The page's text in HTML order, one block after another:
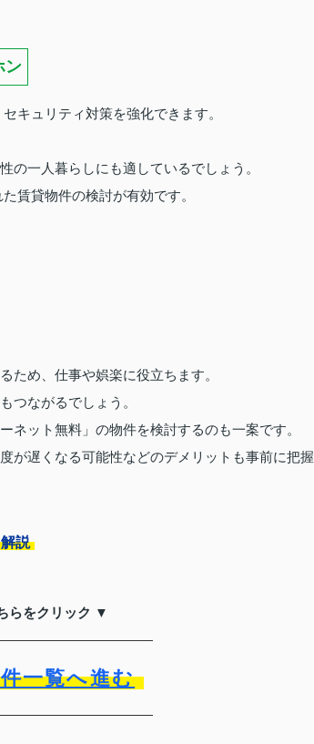
ン
キュリティ対策を強化できます。
の一人暮らしにも適しているでしょう。
賃貸物件の検討が有効です。
ため、仕事や娯楽に役立ちます。
つながるでしょう。
ット無料」の物件を検討するのも一案です。
が遅くなる可能性などのデメリットも事前に把握
説
らをクリック ▼
一覧へ進む